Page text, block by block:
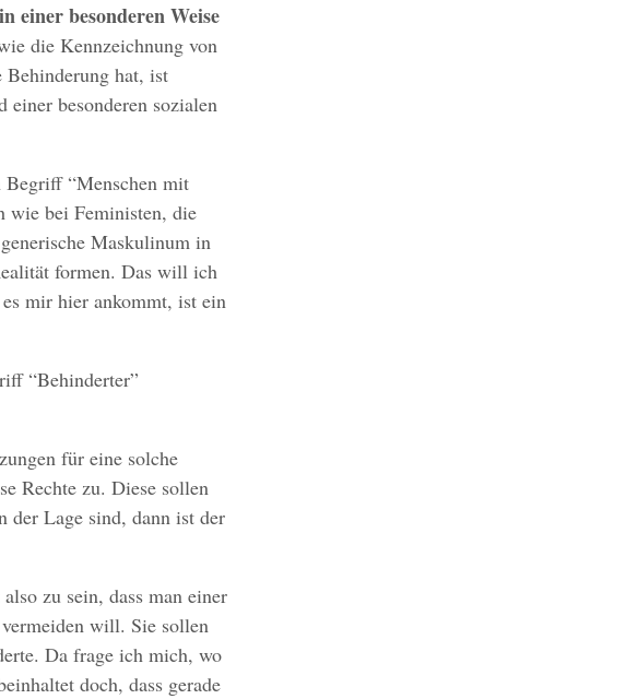
einer besonderen Weise
die Kennzeichnung von
Behinderung hat, ist
besonderen sozialen
“Menschen mit
wie bei Feministen, die
Maskulinum in
formen. Das will ich
mir hier ankommt, ist ein
“Behinderter”
für eine solche
Rechte zu. Diese sollen
der Lage sind, dann ist der
zu sein, dass man einer
will. Sie sollen
Da frage ich mich, wo
doch, dass gerade